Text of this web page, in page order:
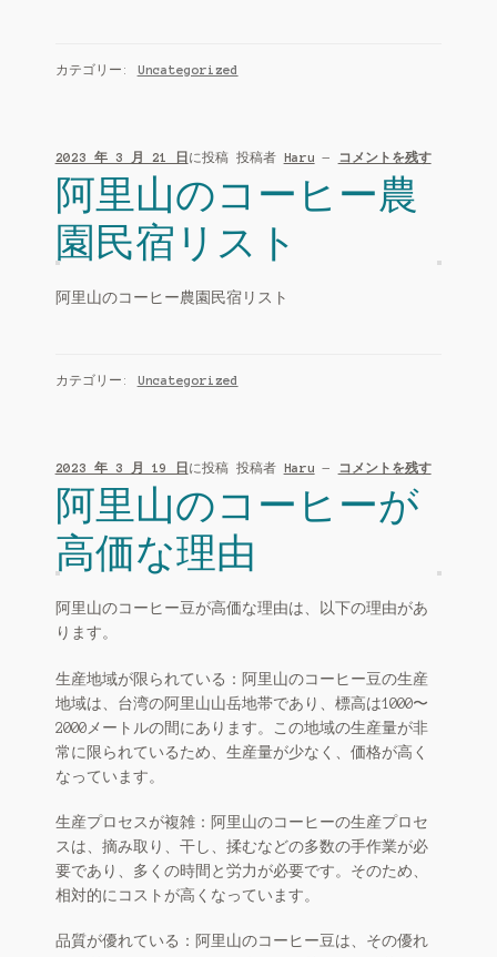
カテゴリー: Uncategorized
2023 年 3 月 21 日 に投稿 投稿者 Haru — コメントを残す
阿里山のコーヒー農
園民宿リスト
阿里山のコーヒー農園民宿リスト
カテゴリー: Uncategorized
2023 年 3 月 19 日 に投稿 投稿者 Haru — コメントを残す
阿里山のコーヒーが
高価な理由
阿里山のコーヒー豆が高価な理由は、以下の理由があ
ります。
生産地域が限られている：阿里山のコーヒー豆の生産
地域は、台湾の阿里山山岳地帯であり、標高は1000〜
2000メートルの間にあります。この地域の生産量が非
常に限られているため、生産量が少なく、価格が高く
なっています。
生産プロセスが複雑：阿里山のコーヒーの生産プロセ
スは、摘み取り、干し、揉むなどの多数の手作業が必
要であり、多くの時間と労力が必要です。そのため、
相対的にコストが高くなっています。
品質が優れている：阿里山のコーヒー豆は、その優れ